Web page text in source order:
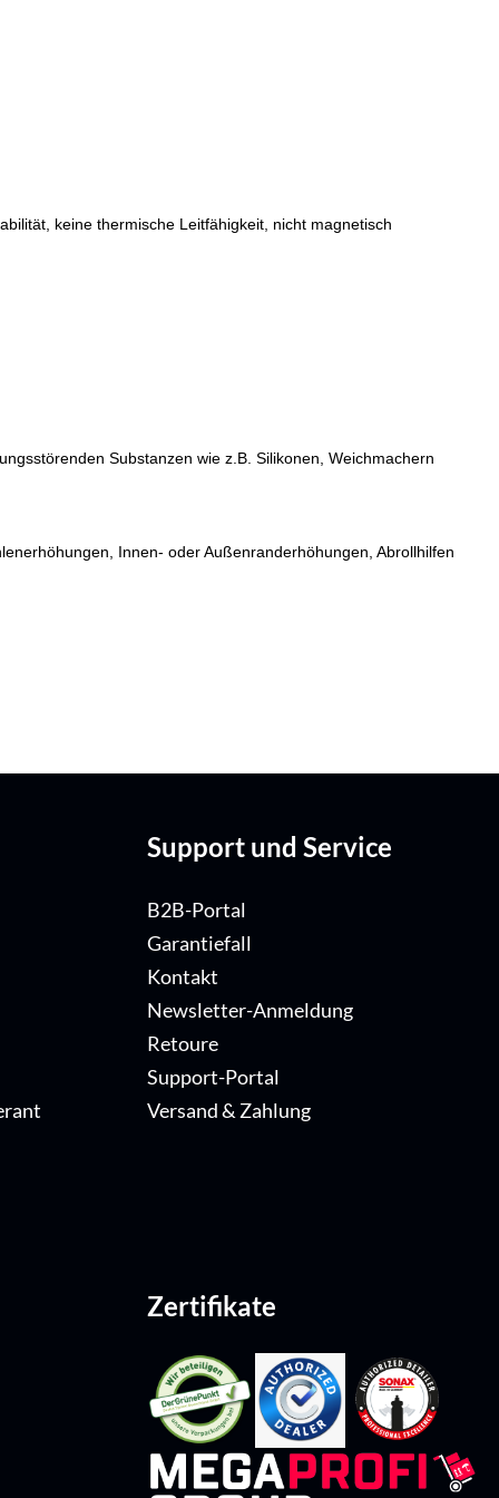
keine thermische Leitfähigkeit, nicht magnetisch
Substanzen wie z.B. Silikonen, Weichmachern
Innen- oder Außenranderhöhungen, Abrollhilfen
Support und Service
B2B-Portal
Garantiefall
Kontakt
Newsletter-Anmeldung
Retoure
Support-Portal
Versand & Zahlung
Zertifikate